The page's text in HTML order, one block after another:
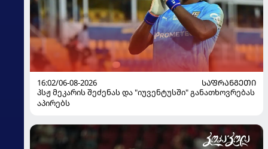
16:02/06-08-2026
ᲡᲐᲤᲠᲐᲜᲒᲔᲗᲘ
პსჟ მეკარის შეძენას და "იუვენტუსში" განათხოვრებას
აპირებს